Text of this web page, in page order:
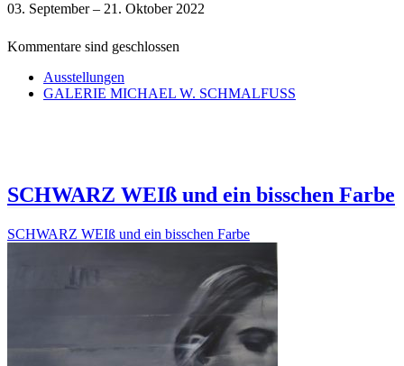
03. September – 21. Oktober 2022
Kommentare sind geschlossen
Ausstellungen
GALERIE MICHAEL W. SCHMALFUSS
SCHWARZ WEIß und ein bisschen Farbe
SCHWARZ WEIß und ein bisschen Farbe